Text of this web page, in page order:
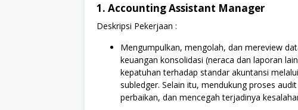
1. Accounting Assistant Manager
Deskripsi Pekerjaan :
Mengumpulkan, mengolah, dan mereview
keuangan konsolidasi (neraca dan laporan
kepatuhan terhadap standar akuntansi
subledger. Selain itu, mendukung proses
perbaikan, dan mencegah terjadinya